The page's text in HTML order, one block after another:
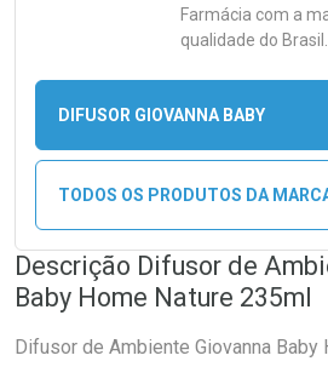
Farmácia com a
qualidade do Brasil.
DIFUSOR GIOVANNA BABY
TODOS OS PRODUTOS DA
Descrição Difusor de
Baby Home Nature 235ml
Difusor de Ambiente Giovanna Baby